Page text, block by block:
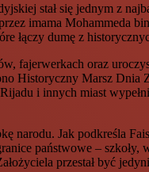
stał się jednym z
imama Mohammeda
łączy dumę z
fajerwerkach oraz
Historyczny Marsz
i innych miast
narodu. Jak podkreśla
państwowe –
przestał być